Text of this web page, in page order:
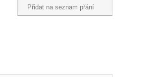
Přidat na seznam přání